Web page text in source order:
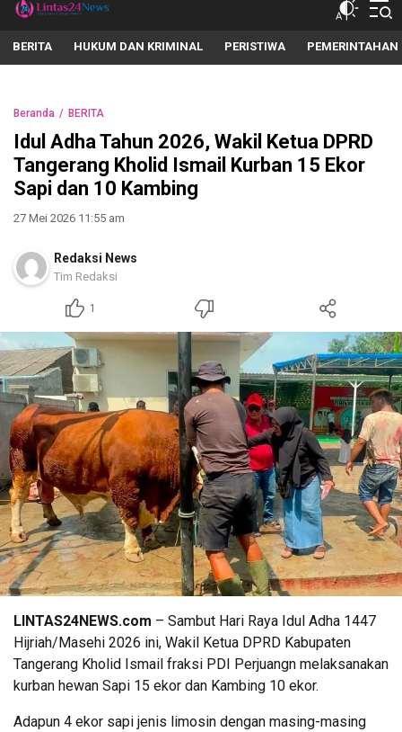
lintas24news.com
Menyingkap Setiap Realita
BERITA HUKUM DAN KRIMINAL PERISTIWA PEMERINTAHAN
Beranda BERITA
Idul Adha Tahun 2026, Wakil Ketua DPRD
Tangerang Kholid Ismail Kurban 15 Ekor
Sapi dan 10 Kambing
27 Mei 2026 11:55 am
Redaksi News
Tim Redaksi
1
LINTAS24NEWS.com – Sambut Hari Raya Idul Adha 1447
Hijriah/Masehi 2026 ini, Wakil Ketua DPRD Kabupaten
Tangerang Kholid Ismail fraksi PDI Perjuangn melaksanakan
kurban hewan Sapi 15 ekor dan Kambing 10 ekor.
Adapun 4 ekor sapi jenis limosin dengan masing-masing